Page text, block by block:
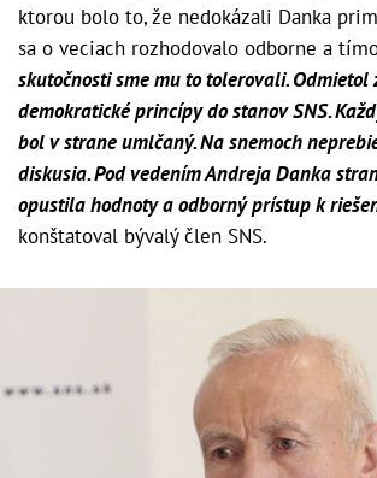
ktorou bolo to, že nedokázali Danka
sa o veciach rozhodovalo odborne a
skutočnosti sme mu to tolerovali. Odmietol
demokratické princípy do stanov SNS.
bol v strane umlčaný. Na snemoch
diskusia. Pod vedením Andreja Danka
opustila hodnoty a odborný prístup k
konštatoval bývalý člen SNS.